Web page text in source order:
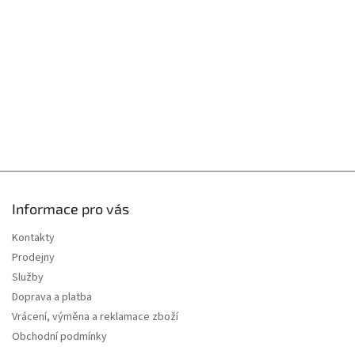
Informace pro vás
Kontakty
Prodejny
Služby
Doprava a platba
Vrácení, výměna a reklamace zboží
Obchodní podmínky